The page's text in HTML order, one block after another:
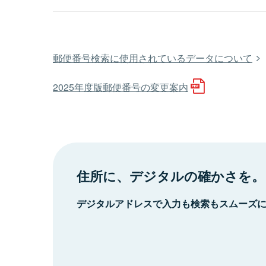
郵便番号検索に使用されているデータについて
2025年度版郵便番号の変更案内
住所に、デジタルの確かさを。
デジタルアドレスで入力も検索もスムーズ